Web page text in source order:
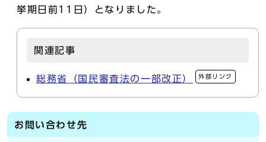
挙期日前11日）となりました。
関連記事
総務省（国民審査法の一部改正） 外部リンク
お問い合わせ先